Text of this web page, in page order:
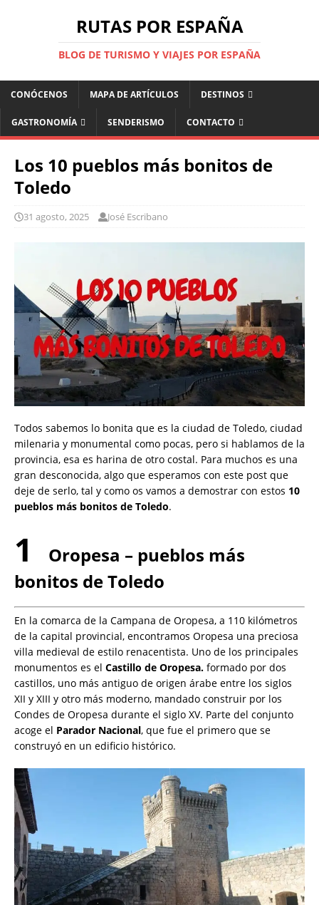
RUTAS POR ESPAÑA
BLOG DE TURISMO Y VIAJES POR ESPAÑA
CONÓCENOS MAPA DE ARTÍCULOS DESTINOS
GASTRONOMÍA SENDERISMO CONTACTO
Los 10 pueblos más bonitos de
Toledo
31 agosto, 2025 José Escribano
Todos sabemos lo bonita que es la ciudad de Toledo, ciudad
milenaria y monumental como pocas, pero si hablamos de la
provincia, esa es harina de otro costal. Para muchos es una
gran desconocida, algo que esperamos con este post que
deje de serlo, tal y como os vamos a demostrar con estos 10
pueblos más bonitos de Toledo.
1
Oropesa – pueblos más
bonitos de Toledo
En la comarca de la Campana de Oropesa, a 110 kilómetros
de la capital provincial, encontramos Oropesa una preciosa
villa medieval de estilo renacentista. Uno de los principales
monumentos es el Castillo de Oropesa. formado por dos
castillos, uno más antiguo de origen árabe entre los siglos
XII y XIII y otro más moderno, mandado construir por los
Condes de Oropesa durante el siglo XV. Parte del conjunto
acoge el Parador Nacional, que fue el primero que se
construyó en un edificio histórico.